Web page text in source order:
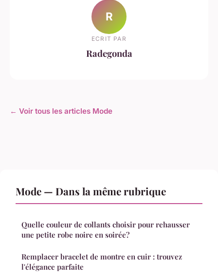
R
ECRIT PAR
Radegonda
← Voir tous les articles Mode
Mode — Dans la même rubrique
Quelle couleur de collants choisir pour rehausser
une petite robe noire en soirée?
Remplacer bracelet de montre en cuir : trouvez
l'élégance parfaite